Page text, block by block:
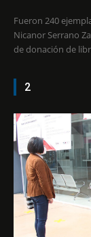
Fueron 240
Nicanor Serrano Zacatelco, Tlax. Concluyó con gran éxito la campaña
de donación de
2